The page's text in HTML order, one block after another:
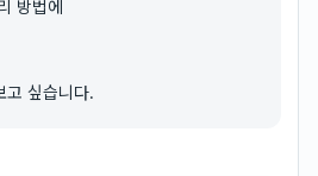
방법에
고 싶습니다.